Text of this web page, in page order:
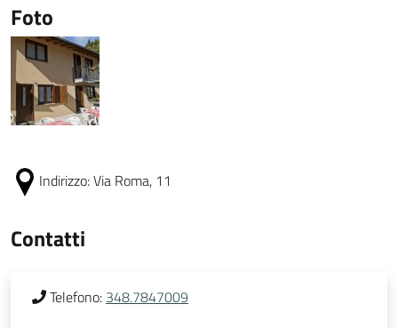
Foto
Indirizzo:Via Roma, 11
Contatti
Telefono: 348.7847009